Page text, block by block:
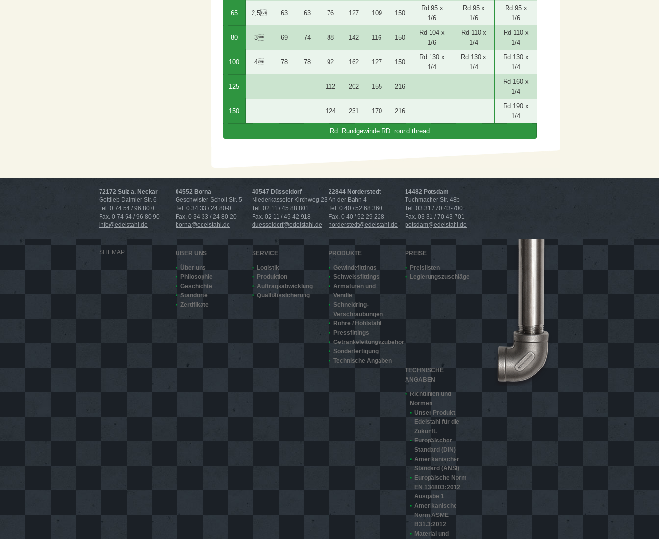
65 2,5 63 63 76 127 109 150
Rd 95 x
1/6
Rd 95 x
1/6
Rd 95 x
1/6
80 3 69 74 88 142 116 150
Rd 104 x
1/6
Rd 110 x
1/4
Rd 110 x
1/4
100 4 78 78 92 162 127 150
Rd 130 x
1/4
Rd 130 x
1/4
Rd 130 x
1/4
125 112 202 155 216
Rd 160 x
1/4
150 124 231 170 216
Rd 190 x
1/4
Rd: Rundgewinde RD: round thread
72172 Sulz a. Neckar
Gottlieb Daimler Str. 6
Tel. 0 74 54 / 96 80 0
Fax. 0 74 54 / 96 80 90
info@edelstahl.de
04552 Borna
Geschwister-Scholl-Str. 5
Tel. 0 34 33 / 24 80-0
Fax. 0 34 33 / 24 80-20
borna@edelstahl.de
40547 Düsseldorf
Niederkasseler Kirchweg 23
Tel. 02 11 / 45 88 801
Fax. 02 11 / 45 42 918
duesseldorf@edelstahl.de
22844 Norderstedt
An der Bahn 4
Tel. 0 40 / 52 68 360
Fax. 0 40 / 52 29 228
norderstedt@edelstahl.de
14482 Potsdam
Tuchmacher Str. 48b
Tel. 03 31 / 70 43-700
Fax. 03 31 / 70 43-701
potsdam@edelstahl.de
SITEMAP ÜBER UNS
Über uns
Philosophie
Geschichte
Standorte
Zertifikate
SERVICE
Logistik
Produktion
Auftragsabwicklung
Qualitätssicherung
PRODUKTE
Gewindefittings
Schweissfittings
Armaturen und
Ventile
Schneidring-
Verschraubungen
Rohre / Hohlstahl
Pressfittings
Getränkeleitungszubehör
Sonderfertigung
Technische Angaben
PREISE
Preislisten
Legierungszuschläge
TECHNISCHE
ANGABEN
Richtlinien und
Normen
Unser Produkt.
Edelstahl für die
Zukunft.
Europäischer
Standard (DIN)
Amerikanischer
Standard (ANSI)
Europäische Norm
EN 13480­3:2012
Ausgabe 1
Amerikanische
Norm ASME
B31.3:2012
Material und